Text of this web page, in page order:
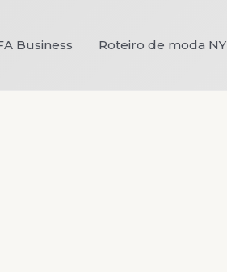
Business Roteiro de moda NY